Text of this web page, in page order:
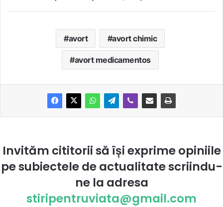
avort avort chimic
avort medicamentos
Invităm cititorii să își exprime opiniile
pe subiectele de actualitate scriindu-
ne la adresa
stiripentruviata@gmail.com